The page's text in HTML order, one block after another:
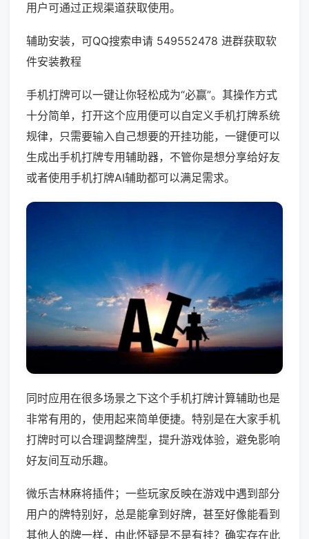
用户可通过正规渠道获取使用。
辅助安装，可QQ搜索申请 549552478 进群获取软
件安装教程
手机打牌可以一键让你轻松成为“必赢”。其操作方式
十分简单，打开这个应用便可以自定义手机打牌系统
规律，只需要输入自己想要的开挂功能，一键便可以
生成出手机打牌专用辅助器，不管你是想分享给好友
或者使用手机打牌AI辅助都可以满足需求。
同时应用在很多场景之下这个手机打牌计算辅助也是
非常有用的，使用起来简单便捷。特别是在大家手机
打牌时可以合理调整牌型，提升游戏体验，避免影响
好友间互动乐趣。
微乐吉林麻将插件；一些玩家反映在游戏中遇到部分
用户的牌特别好，总是能拿到好牌，甚至好像能看到
其他人的牌一样，由此怀疑是不是有挂？确实存在此